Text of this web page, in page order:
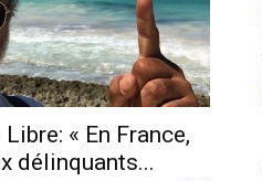
« En France,
délinquants...